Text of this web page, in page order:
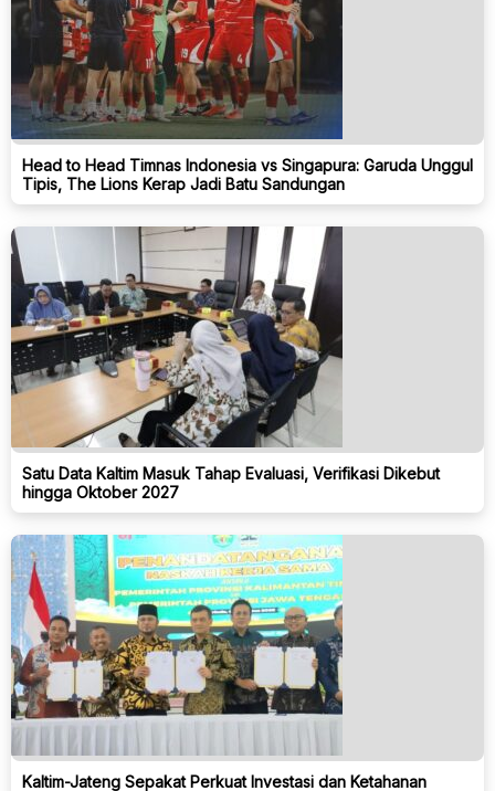
Head to Head Timnas Indonesia vs Singapura: Garuda Unggul
Tipis, The Lions Kerap Jadi Batu Sandungan
Satu Data Kaltim Masuk Tahap Evaluasi, Verifikasi Dikebut
hingga Oktober 2027
Kaltim-Jateng Sepakat Perkuat Investasi dan Ketahanan